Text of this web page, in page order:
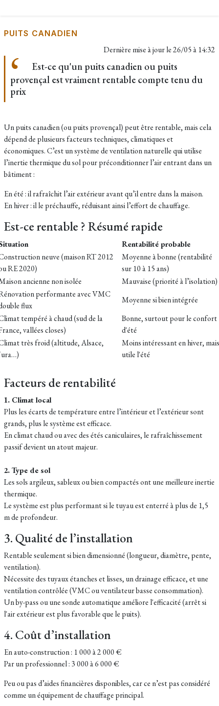
PUITS CANADIEN
Dernière mise à jour le26/05 à 14:32
Est-ce qu'un puits canadien ou puits
provençal est vraiment rentable compte tenu du
prix
Un puits canadien (ou puits provençal) peut être rentable, mais cela
dépend de plusieurs facteurs techniques, climatiques et
économiques. C’est un système de ventilation naturelle qui utilise
l’inertie thermique du sol pour préconditionner l’air entrant dans un
bâtiment :
En été : il rafraîchit l’air extérieur avant qu’il entre dans la maison.
En hiver : il le préchauffe, réduisant ainsi l’effort de chauffage.
Est-ce rentable ? Résumé rapide
Rentabilité probable
neuve (maison RT 2012
RE 2020)
Moyenne à bonne (rentabilité
sur 10 à 15 ans)
ancienne non isolée
Mauvaise (priorité à l’isolation)
performante avec VMC
flux
Moyenne si bien intégrée
tempéré à chaud (sud de la
vallées closes)
Bonne, surtout pour le confort
d'été
très froid (altitude, Alsace,
Moins intéressant en hiver, mais
utile l'été
Facteurs de rentabilité
1. Climat local
Plus les écarts de température entre l’intérieur et l’extérieur sont
grands, plus le système est efficace.
En climat chaud ou avec des étés caniculaires, le rafraîchissement
passif devient un atout majeur.
2. Type de sol
Les sols argileux, sableux ou bien compactés ont une meilleure inertie
thermique.
Le système est plus performant si le tuyau est enterré à plus de 1,5
m de profondeur.
3. Qualité de l’installation
Rentable seulement si bien dimensionné (longueur, diamètre, pente,
ventilation).
Nécessite des tuyaux étanches et lisses, un drainage efficace, et une
ventilation contrôlée (VMC ou ventilateur basse consommation).
Un by-pass ou une sonde automatique améliore l'efficacité (arrêt si
l'air extérieur est plus favorable que le puits).
4. Coût d’installation
En auto-construction : 1 000 à 2 000 €
Par un professionnel : 3 000 à 6 000 €
Peu ou pas d’aides financières disponibles, car ce n’est pas considéré
comme un équipement de chauffage principal.